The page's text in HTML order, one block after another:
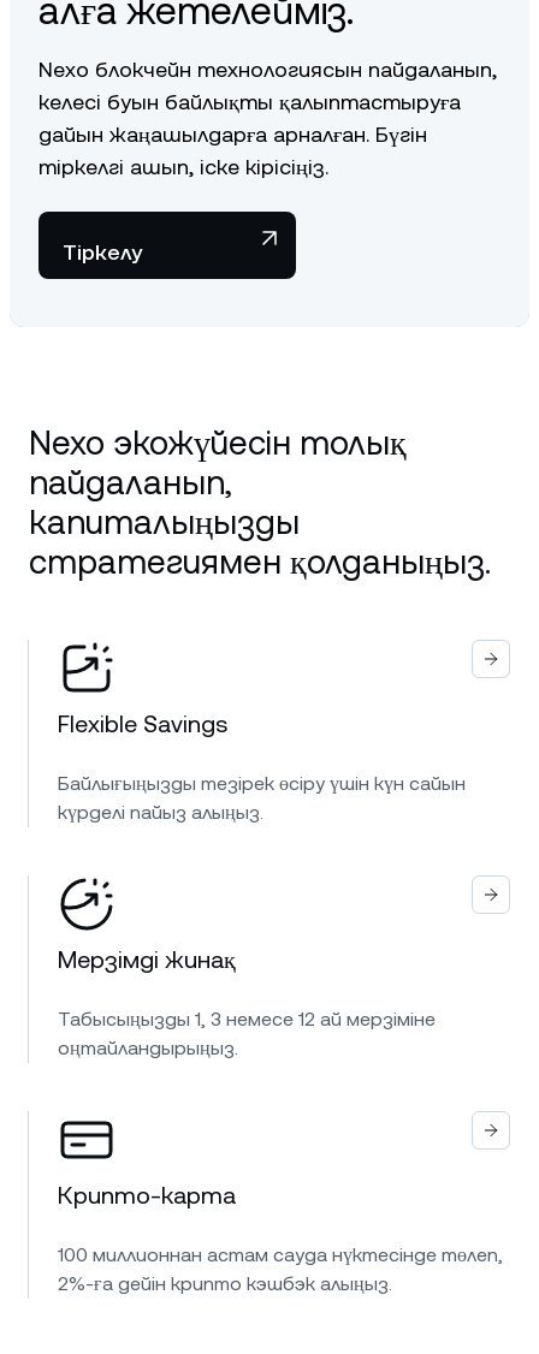
алға жетелейміз.
Nexo блокчейн технологиясын пайдаланып,
келесі буын байлықты қалыптастыруға
дайын жаңашылдарға арналған. Бүгін
тіркелгі ашып, іске кірісіңіз.
Тіркелу
Nexo экожүйесін толық
пайдаланып,
капиталыңызды
стратегиямен қолданыңыз.
Flexible Savings
Байлығыңызды тезірек өсіру үшін күн сайын
күрделі пайыз алыңыз.
Мерзімді жинақ
Табысыңызды 1, 3 немесе 12 ай мерзіміне
оңтайландырыңыз.
Крипто-карта
100 миллионнан астам сауда нүктесінде төлеп,
2%-ға дейін крипто кэшбэк алыңыз.